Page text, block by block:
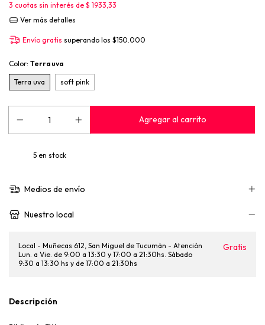
3 cuotas sin interés de $ 1933,33
Ver más detalles
Envío gratis superando los $150.000
Color: Terra uva
Terra uva soft pink
5en stock
Medios de envío
Nuestro local
Local - Muñecas 612, San Miguel de Tucumán - Atención
Lun. a Vie. de 9:00 a 13:30 y 17:00 a 21:30hs. Sábado
9:30 a 13:30 hs y de 17:00 a 21:30hs
Gratis
Descripción